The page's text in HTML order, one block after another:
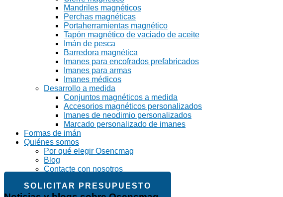
Mandriles magnéticos
Perchas magnéticas
Portaherramientas magnético
Tapón magnético de vaciado de aceite
Imán de pesca
Barredora magnética
Imanes para encofrados prefabricados
Imanes para armas
Imanes médicos
Desarrollo a medida
Conjuntos magnéticos a medida
Accesorios magnéticos personalizados
Imanes de neodimio personalizados
Marcado personalizado de imanes
Formas de imán
Quiénes somos
Por qué elegir Osencmag
Blog
Contacte con nosotros
SOLICITAR PRESUPUESTO